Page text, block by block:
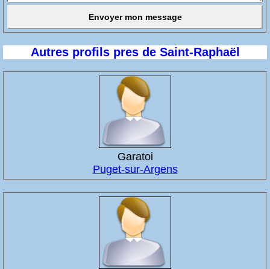
Autres profils pres de Saint-Raphaël
Garatoi
Puget-sur-Argens